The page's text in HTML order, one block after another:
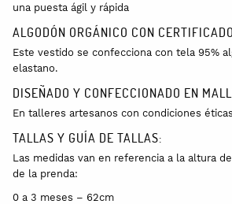
una puesta ágil y rápida
ALGODÓN ORGÁNICO CON
Este vestido se confecciona con tela 95%
elastano.
DISEÑADO Y CONFECCIONADO EN
En talleres artesanos con condiciones
TALLAS Y GUÍA DE TALLAS:
Las medidas van en referencia a la altura
de la prenda:
0 a 3 meses – 62cm